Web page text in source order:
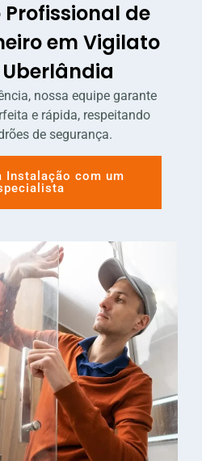
de
em Vigilato
nossa equipe garante
e rápida, respeitando
de segurança.
Instalação com um